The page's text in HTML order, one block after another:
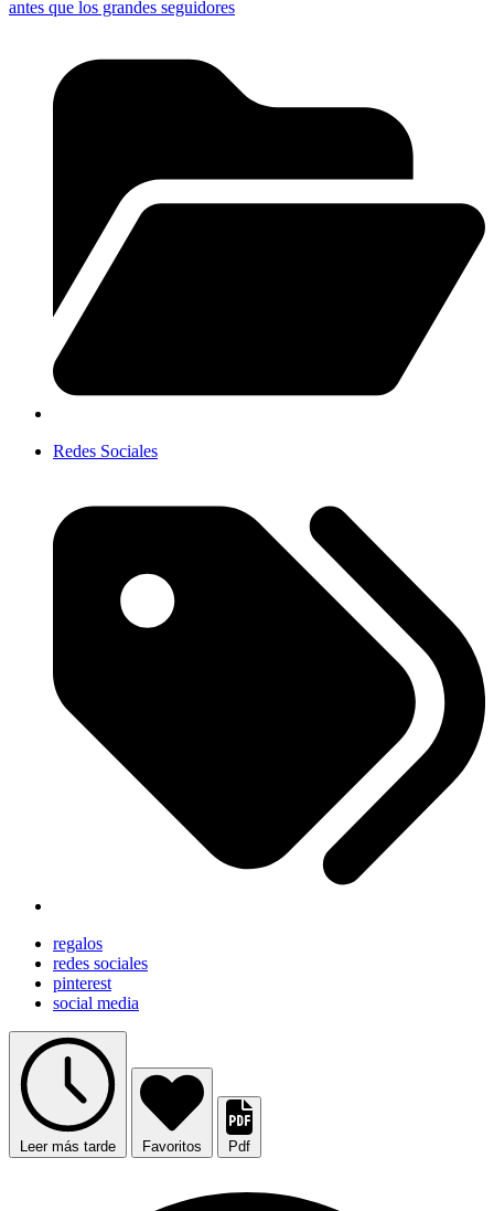
antes que los grandes seguidores
Redes Sociales
regalos
redes sociales
pinterest
social media
Leer más tarde Favoritos Pdf